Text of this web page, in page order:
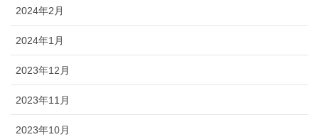
2024年2月
2024年1月
2023年12月
2023年11月
2023年10月